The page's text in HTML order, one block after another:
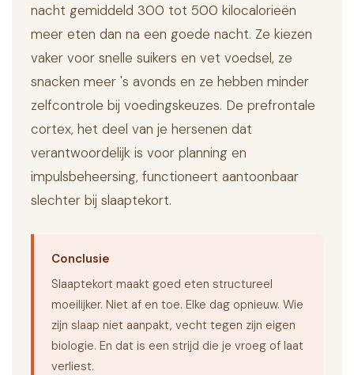
nacht gemiddeld 300 tot 500 kilocalorieën
meer eten dan na een goede nacht. Ze kiezen
vaker voor snelle suikers en vet voedsel, ze
snacken meer 's avonds en ze hebben minder
zelfcontrole bij voedingskeuzes. De prefrontale
cortex, het deel van je hersenen dat
verantwoordelijk is voor planning en
impulsbeheersing, functioneert aantoonbaar
slechter bij slaaptekort.
Conclusie
Slaaptekort maakt goed eten structureel
moeilijker. Niet af en toe. Elke dag opnieuw. Wie
zijn slaap niet aanpakt, vecht tegen zijn eigen
biologie. En dat is een strijd die je vroeg of laat
verliest.